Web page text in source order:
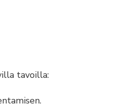
tavoilla: